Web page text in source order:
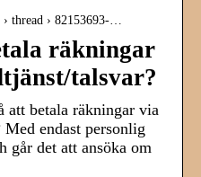
thread › 82153693-…
räkningar
talsvar?
att betala räkningar via
endast personlig
går det att ansöka om